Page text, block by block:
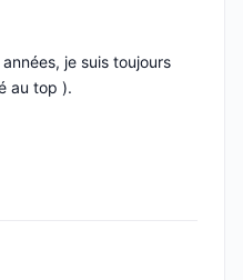
je suis toujours
au top ).